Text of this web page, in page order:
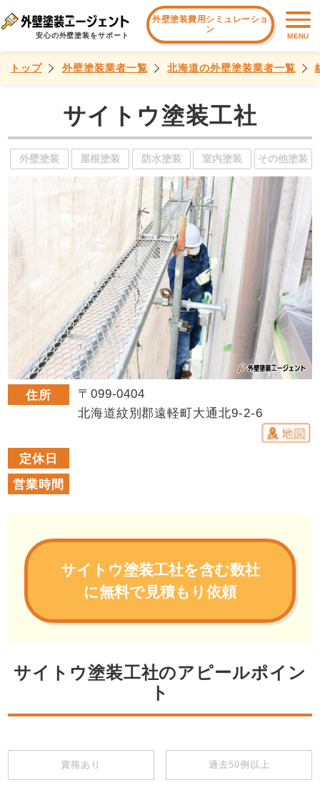
安心の外壁塗装をサポート
外壁塗装費用シミュレーショ
ン
MENU
トップ 外壁塗装業者一覧 北海道の外壁塗装業者一覧
サイトウ塗装工社
外壁塗装 屋根塗装 防水塗装 室内塗装 その他塗装
住所
〒099-0404
北海道紋別郡遠軽町大通北9-2-6
定休日
営業時間
サイトウ塗装工社を含む数社
に無料で見積もり依頼
サイトウ塗装工社のアピールポイン
ト
資格あり 過去50例以上